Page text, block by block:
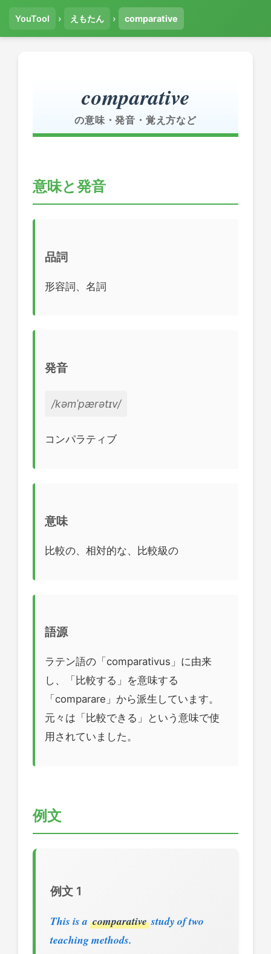
YouTool › えもたん › comparative
comparative
の意味・発音・覚え方など
意味と発音
品詞
形容詞、名詞
発音
/kəmˈpærətɪv/
コンパラティブ
意味
比較の、相対的な、比較級の
語源
ラテン語の「comparativus」に由来
し、「比較する」を意味する
「comparare」から派生しています。
元々は「比較できる」という意味で使
用されていました。
例文
例文 1
This is a comparative study of two
teaching methods.